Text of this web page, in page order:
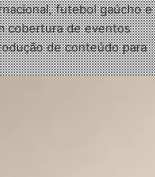
futebol gaúcho e
cobertura de eventos
de conteúdo para